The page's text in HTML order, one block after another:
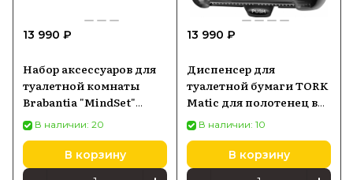
13 990 ₽
Набор аксессуаров для
туалетной комнаты
Brabantia "MindSet"
графитовый 303043
В наличии: 20
В корзину
13 990 ₽
Диспенсер для
туалетной бумаги TORK
Matic для полотенец в
рулонах 551000/551008,
черный
В наличии: 10
В корзину